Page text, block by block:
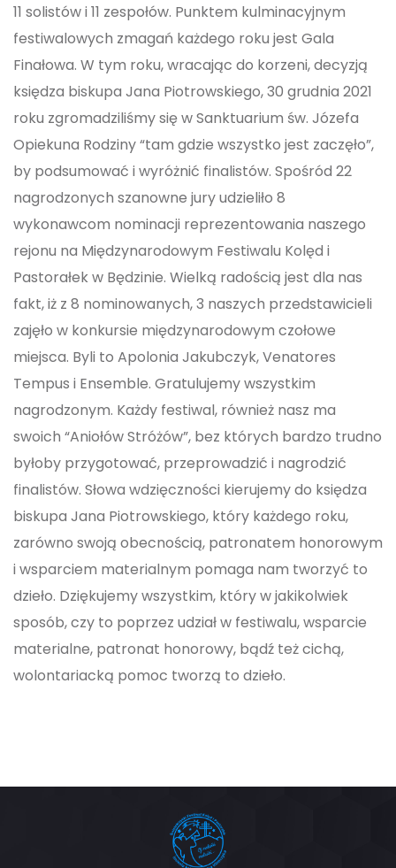
11 solistów i 11 zespołów. Punktem kulminacyjnym
festiwalowych zmagań każdego roku jest Gala
Finałowa. W tym roku, wracając do korzeni, decyzją
księdza biskupa Jana Piotrowskiego, 30 grudnia 2021
roku zgromadziliśmy się w Sanktuarium św. Józefa
Opiekuna Rodziny “tam gdzie wszystko jest zaczęło”,
by podsumować i wyróżnić finalistów. Spośród 22
nagrodzonych szanowne jury udzieliło 8
wykonawcom nominacji reprezentowania naszego
rejonu na Międzynarodowym Festiwalu Kolęd i
Pastorałek w Będzinie. Wielką radością jest dla nas
fakt, iż z 8 nominowanych, 3 naszych przedstawicieli
zajęło w konkursie międzynarodowym czołowe
miejsca. Byli to Apolonia Jakubczyk, Venatores
Tempus i Ensemble. Gratulujemy wszystkim
nagrodzonym. Każdy festiwal, również nasz ma
swoich “Aniołów Stróżów”, bez których bardzo trudno
byłoby przygotować, przeprowadzić i nagrodzić
finalistów. Słowa wdzięczności kierujemy do księdza
biskupa Jana Piotrowskiego, który każdego roku,
zarówno swoją obecnością, patronatem honorowym
i wsparciem materialnym pomaga nam tworzyć to
dzieło. Dziękujemy wszystkim, który w jakikolwiek
sposób, czy to poprzez udział w festiwalu, wsparcie
materialne, patronat honorowy, bądź też cichą,
wolontariacką pomoc tworzą to dzieło.